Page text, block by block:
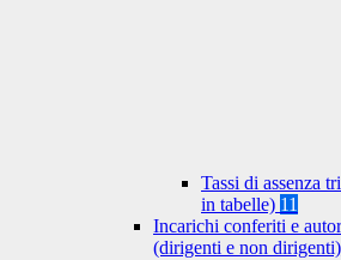
Tassi di assenza
in tabelle) 11
Incarichi conferiti e
(dirigenti e non dirigenti)